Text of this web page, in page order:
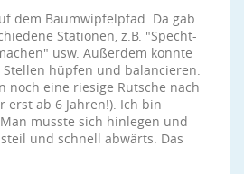
dem Baumwipfelpfad. Da gab
Stationen, z.B. "Specht-
usw. Außerdem konnte
hüpfen und balancieren.
noch eine riesige Rutsche nach
erst ab 6 Jahren!). Ich bin
musste sich hinlegen und
und schnell abwärts. Das